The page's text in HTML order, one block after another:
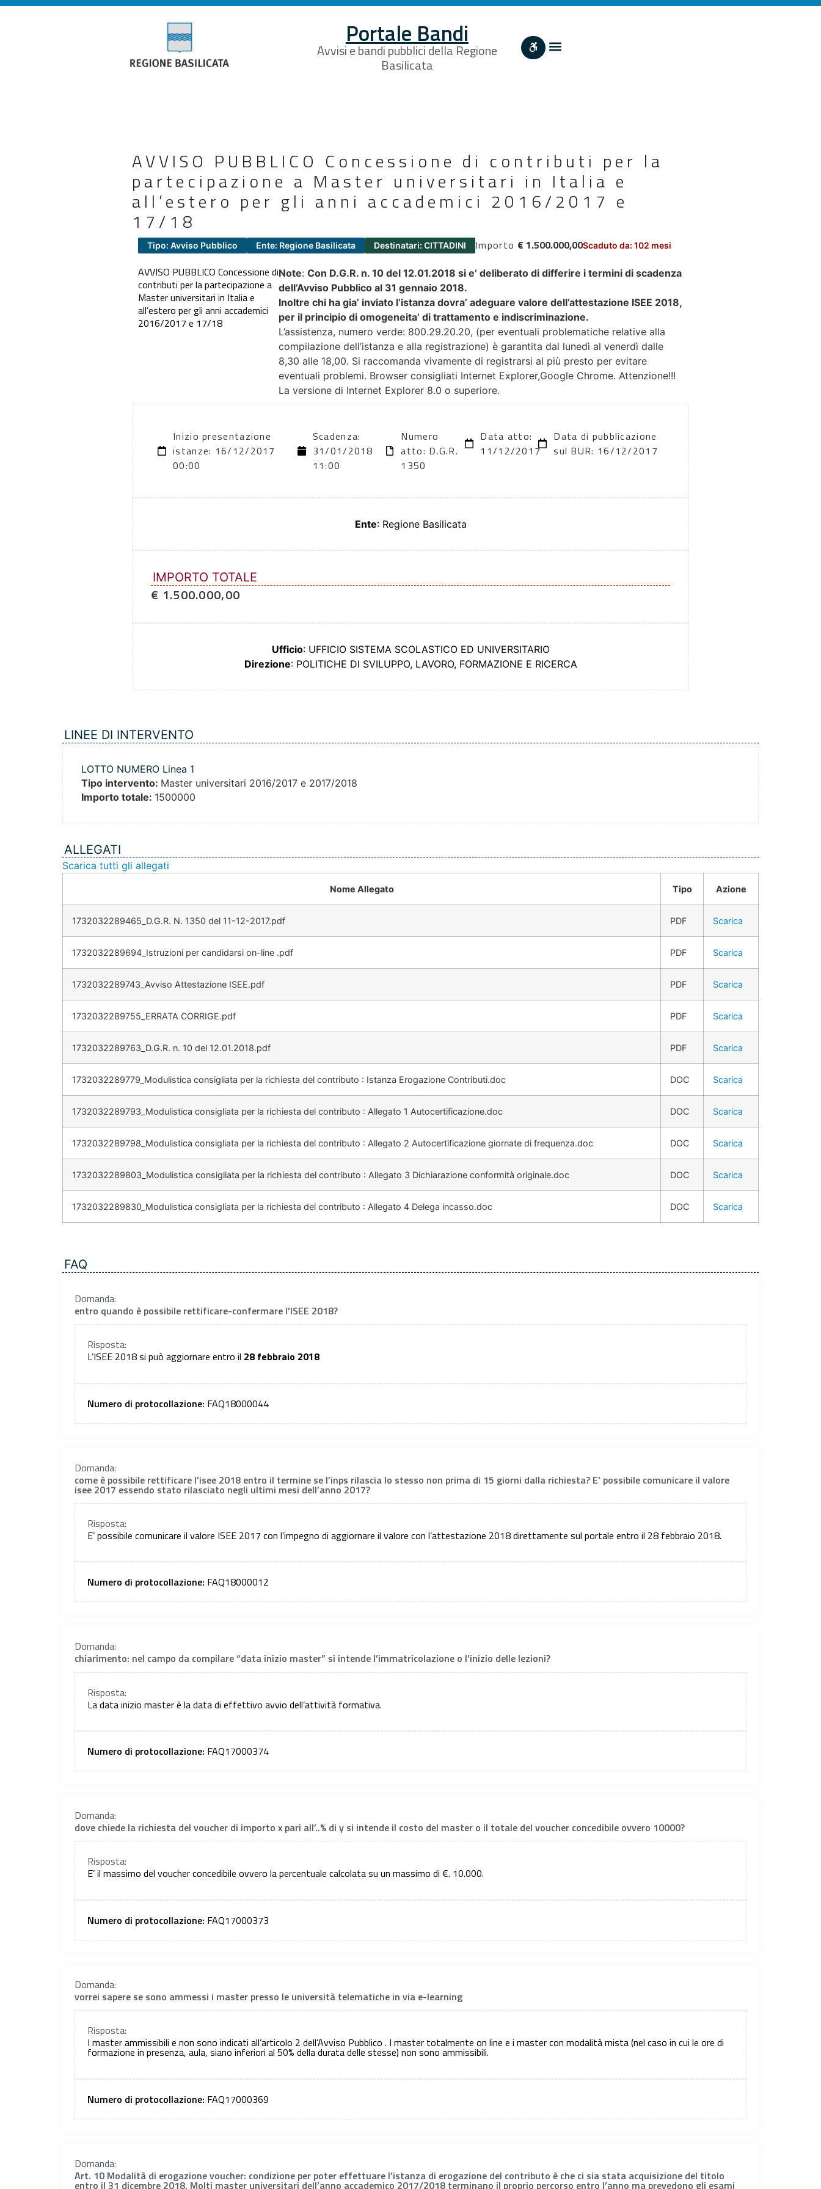
Portale Bandi
Avvisi e bandi pubblici della Regione
Basilicata
AVVISO PUBBLICO Concessione di contributi per la
partecipazione a Master universitari in Italia e
all’estero per gli anni accademici 2016/2017 e
17/18
Tipo: Avviso Pubblico Ente: Regione Basilicata Destinatari: CITTADINI Importo € 1.500.000,00Scaduto da: 102 mesi
AVVISO PUBBLICO Concessione di
contributi per la partecipazione a
Master universitari in Italia e
all’estero per gli anni accademici
2016/2017 e 17/18
Note:Con D.G.R. n. 10 del 12.01.2018 si e’ deliberato di differire i termini di scadenza
dell’Avviso Pubblico al 31 gennaio 2018.
Inoltre chi ha gia’ inviato l’istanza dovra’ adeguare valore dell’attestazione ISEE 2018,
per il principio di omogeneita’ di trattamento e indiscriminazione.
L’assistenza, numero verde: 800.29.20.20, (per eventuali problematiche relative alla
compilazione dell’istanza e alla registrazione) è garantita dal lunedì al venerdì dalle
8,30 alle 18,00. Si raccomanda vivamente di registrarsi al più presto per evitare
eventuali problemi. Browser consigliati Internet Explorer,Google Chrome. Attenzione!!!
La versione di Internet Explorer 8.0 o superiore.
Inizio presentazione
istanze: 16/12/2017
00:00
Scadenza:
31/01/2018
11:00
Numero
atto: D.G.R.
1350
Data atto:
11/12/2017
Data di pubblicazione
sul BUR: 16/12/2017
Ente: Regione Basilicata
IMPORTO TOTALE
€ 1.500.000,00
Ufficio: UFFICIO SISTEMA SCOLASTICO ED UNIVERSITARIO
Direzione: POLITICHE DI SVILUPPO, LAVORO, FORMAZIONE E RICERCA
LINEE DI INTERVENTO
LOTTO NUMERO Linea 1
Tipo intervento: Master universitari 2016/2017 e 2017/2018
Importo totale: 1500000
ALLEGATI
Scarica tutti gli allegati
Nome Allegato Tipo Azione
1732032289465_D.G.R. N. 1350 del 11-12-2017.pdf PDF Scarica
1732032289694_Istruzioni per candidarsi on-line .pdf PDF Scarica
1732032289743_Avviso Attestazione ISEE.pdf PDF Scarica
1732032289755_ERRATA CORRIGE.pdf PDF Scarica
1732032289763_D.G.R. n. 10 del 12.01.2018.pdf PDF Scarica
1732032289779_Modulistica consigliata per la richiesta del contributo : Istanza Erogazione Contributi.doc DOC Scarica
1732032289793_Modulistica consigliata per la richiesta del contributo : Allegato 1 Autocertificazione.doc DOC Scarica
1732032289798_Modulistica consigliata per la richiesta del contributo : Allegato 2 Autocertificazione giornate di frequenza.doc DOC Scarica
1732032289803_Modulistica consigliata per la richiesta del contributo : Allegato 3 Dichiarazione conformità originale.doc DOC Scarica
1732032289830_Modulistica consigliata per la richiesta del contributo : Allegato 4 Delega incasso.doc DOC Scarica
FAQ
Domanda:
entro quando è possibile rettificare-confermare l’ISEE 2018?
Risposta:
L’ISEE 2018 si può aggiornare entro il 28 febbraio 2018
Numero di protocollazione: FAQ18000044
Domanda:
come è possibile rettificare l’isee 2018 entro il termine se l’inps rilascia lo stesso non prima di 15 giorni dalla richiesta? E’ possibile comunicare il valore
isee 2017 essendo stato rilasciato negli ultimi mesi dell’anno 2017?
Risposta:
E’ possibile comunicare il valore ISEE 2017 con l’impegno di aggiornare il valore con l’attestazione 2018 direttamente sul portale entro il 28 febbraio 2018.
Numero di protocollazione: FAQ18000012
Domanda:
chiarimento: nel campo da compilare “data inizio master” si intende l’immatricolazione o l’inizio delle lezioni?
Risposta:
La data inizio master è la data di effettivo avvio dell’attività formativa.
Numero di protocollazione: FAQ17000374
Domanda:
dove chiede la richiesta del voucher di importo x pari all’..% di y si intende il costo del master o il totale del voucher concedibile ovvero 10000?
Risposta:
E’ il massimo del voucher concedibile ovvero la percentuale calcolata su un massimo di €. 10.000.
Numero di protocollazione: FAQ17000373
Domanda:
vorrei sapere se sono ammessi i master presso le università telematiche in via e-learning
Risposta:
I master ammissibili e non sono indicati all’articolo 2 dell’Avviso Pubblico . I master totalmente on line e i master con modalità mista (nel caso in cui le ore di
formazione in presenza, aula, siano inferiori al 50% della durata delle stesse) non sono ammissibili.
Numero di protocollazione: FAQ17000369
Domanda:
Art. 10 Modalità di erogazione voucher: condizione per poter effettuare l’istanza di erogazione del contributo è che ci sia stata acquisizione del titolo
entro il 31 dicembre 2018. Molti master universitari dell’anno accademico 2017/2018 terminano il proprio percorso entro l’anno ma prevedono gli esami